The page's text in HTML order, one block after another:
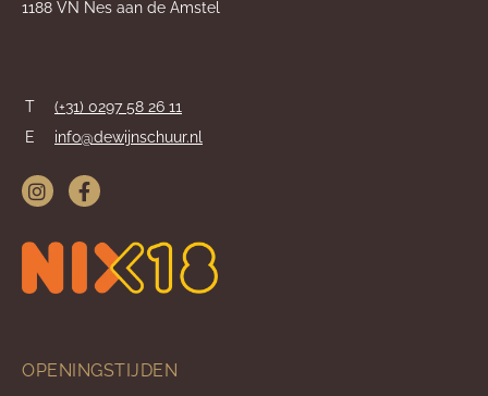
1188 VN Nes aan de Amstel
T
(+31) 0297 58 26 11
E
info@dewijnschuur.nl
OPENINGSTIJDEN